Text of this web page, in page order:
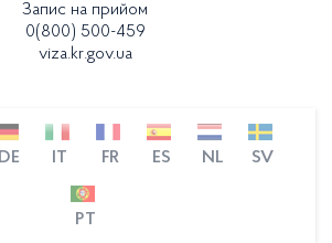
Запис на прийом
0(800) 500-459
viza.kr.gov.ua
DE IT FR ES NL SV
PT